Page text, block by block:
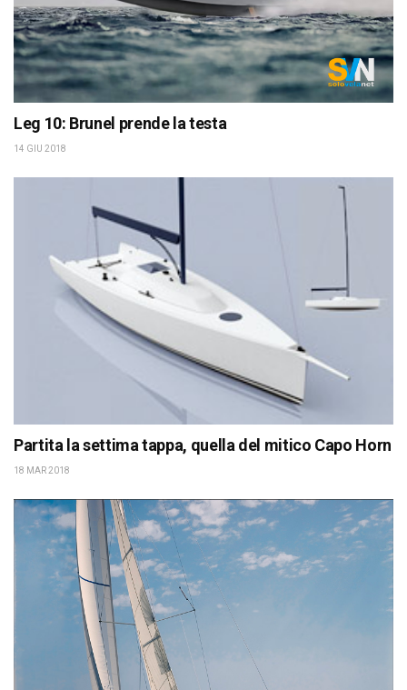
Leg 10: Brunel prende la testa
14 GIU 2018
Partita la settima tappa, quella del mitico Capo Horn
18 MAR 2018